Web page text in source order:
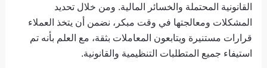
القانونية المحتملة والخسائر المالية. ومن خلال تحديد
المشكلات ومعالجتها في وقت مبكر، نضمن أن يتخذ العملاء
قرارات مستنيرة ويتابعون المعاملات بثقة، مع العلم بأنه تم
استيفاء جميع المتطلبات التنظيمية والقانونية.